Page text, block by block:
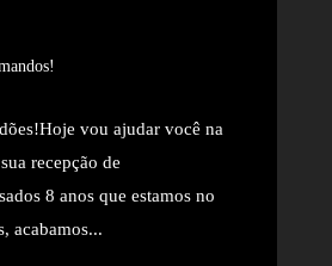
vou ajudar você na
recepção de
8 anos que estamos no
acabamos...